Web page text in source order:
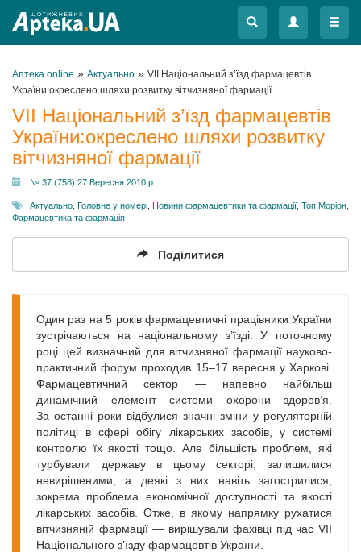
Меню
Меню
Аптека online » Актуально » VII Національний з’їзд фармацевтів
України:окреслено шляхи розвитку вітчизняної фармації
VII Національний з’їзд фармацевтів
України:окреслено шляхи розвитку
вітчизняної фармації
№ 37 (758) 27 Вересня 2010 р.
Актуально Головне у номері Новини фармацевтики та фармації Топ Моріон
Фармацевтика та фармація
Поділитися
Один раз на 5 років фармацевтичні працівники України
зустрічаються на національному з’їзді. У поточному
році цей визначний для вітчизняної фармації науково-
практичний форум проходив 15–17 вересня у Харкові.
Фармацевтичний сектор — напевно найбільш
динамічний елемент системи охорони здоров’я.
За останні роки відбулися значні зміни у регуляторній
політиці в сфері обігу лікарських засобів, у системі
контролю їх якості тощо. Але більшість проблем, які
турбували державу в цьому секторі, залишилися
невирішеними, а деякі з них навіть загострилися,
зокрема проблема економічної доступності та якості
лікарських засобів. Отже, в якому напрямку рухатися
вітчизняній фармації — вирішували фахівці під час VII
Національного з’їзду фармацевтів України.